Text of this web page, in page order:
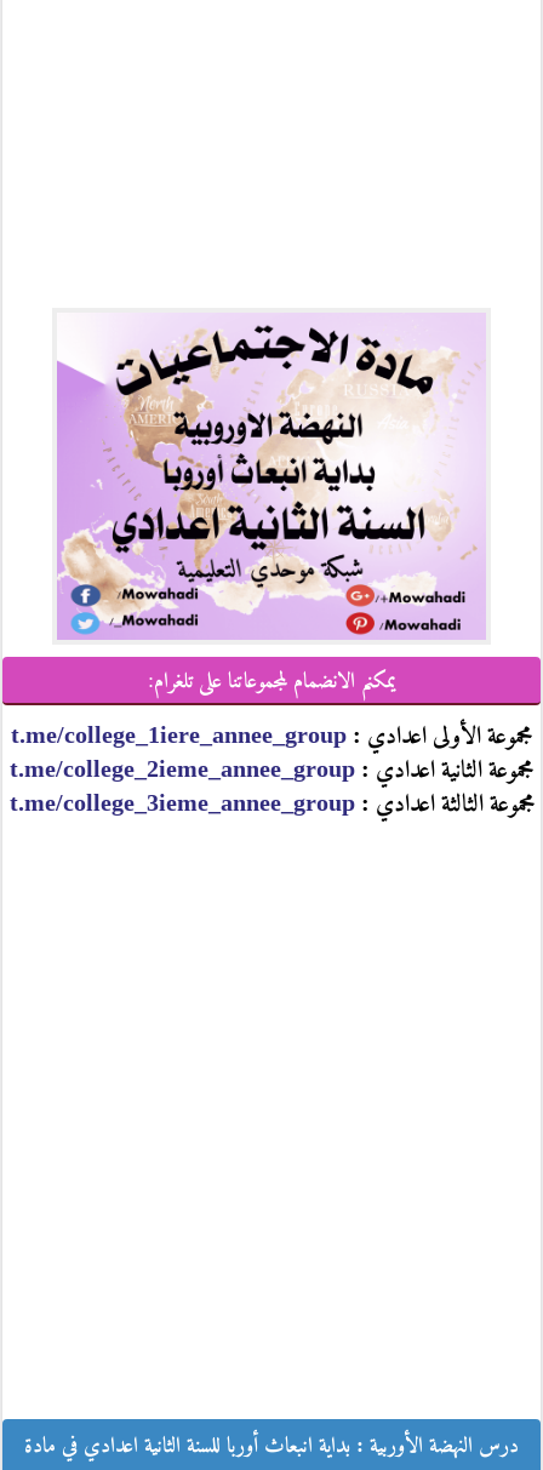
يمكنم الانضمام لمجموعاتنا على تلغرام:
مجموعة الأولى اعدادي : t.me/college_1iere_annee_group
مجموعة الثانية اعدادي : t.me/college_2ieme_annee_group
مجموعة الثالثة اعدادي :t.me/college_3ieme_annee_group
درس النهضة الأوربية : بداية انبعاث أوربا للسنة الثانية اعدادي في مادة
الاجتماعيات
درس النهضة الأوربية : بداية انبعاث أوربا للسنة الثانية اعدادي في مادة